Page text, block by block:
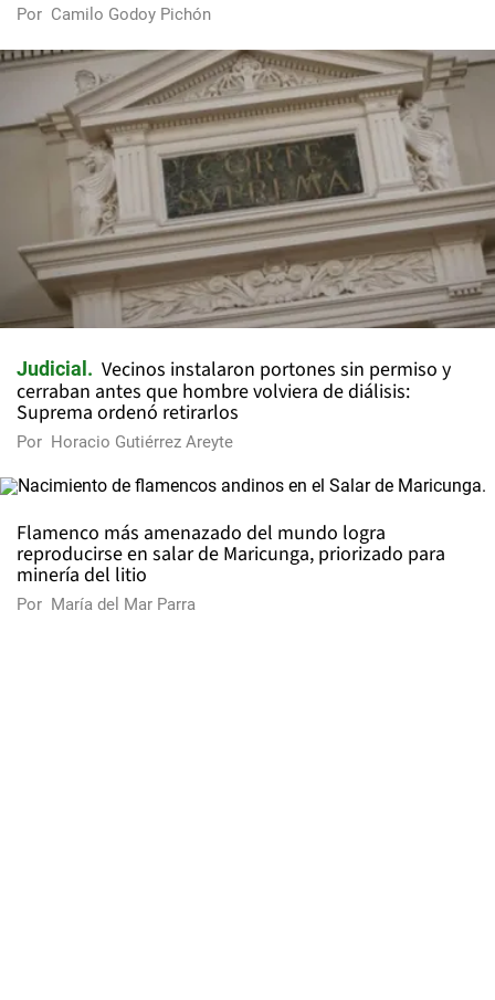
Por Camilo Godoy Pichón
Judicial
Vecinos instalaron portones sin permiso y
cerraban antes que hombre volviera de diálisis:
Suprema ordenó retirarlos
Por Horacio Gutiérrez Areyte
Flamenco más amenazado del mundo logra
reproducirse en salar de Maricunga, priorizado para
minería del litio
Por María del Mar Parra